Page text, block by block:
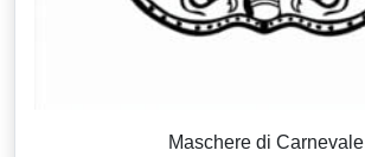
Maschere di Carnevale